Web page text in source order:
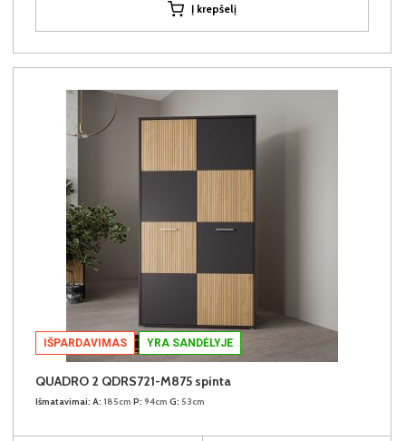
Į krepšelį
IŠPARDAVIMAS YRA SANDĖLYJE
QUADRO 2 QDRS721-M875 spinta
Išmatavimai: A: 185cm P: 94cm G: 53cm